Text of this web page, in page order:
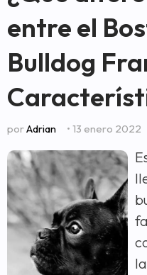
entre el
Bulldog
porAdrian • 13 enero 2022